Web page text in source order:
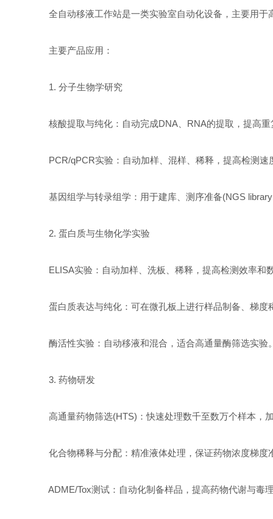
全自动移液工作站是一类实验室自动化设备，主要用于
主要产品应用：
1. 分子生物学研究
核酸提取与纯化：自动完成DNA、RNA的提取，提高重
PCR/qPCR实验：自动加样、混样、稀释，提高检测速
基因组学与转录组学：用于建库、测序准备(NGS library
2. 蛋白质与生物化学实验
ELISA实验：自动加样、洗板、稀释，提高检测效率和
蛋白质表达与纯化：可在微孔板上进行样品制备、梯度
酶活性实验：自动移液和混合，适合高通量酶筛选实验
3. 药物研发
高通量药物筛选(HTS)：快速处理数千至数万个样本，
化合物稀释与分配：精准液体处理，保证药物浓度梯度
ADME/Tox测试：自动化制备样品，提高药物代谢与毒